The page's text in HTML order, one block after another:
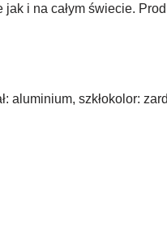
i na całym świecie.
aluminium, szkłokolor: